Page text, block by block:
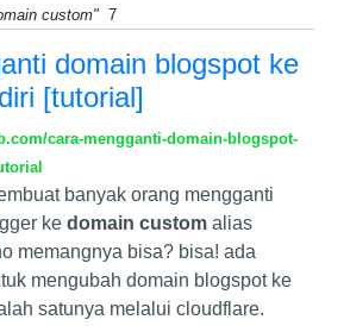
custom" 7
domain blogspot ke
[tutorial]
cara-mengganti-domain-blogspot-
banyak orang mengganti
ke domain custom alias
memangnya bisa? bisa! ada
mengubah domain blogspot ke
satunya melalui cloudflare.